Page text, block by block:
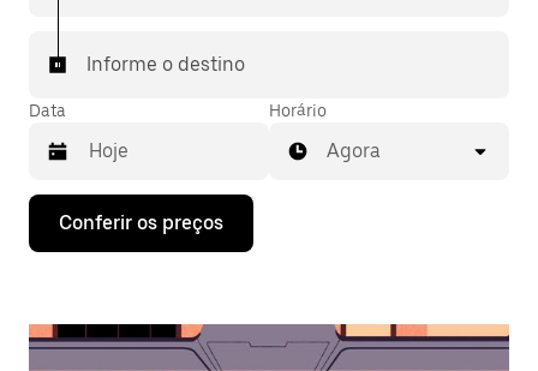
Informe o destino
Data
Pressione
seta
interagir
Horário
Agora
Conferir os preços